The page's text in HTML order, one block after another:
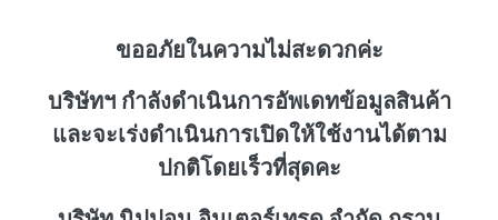
ขออภัยในความไม่สะดวกค่ะ
บริษัทฯ กำลังดำเนินการอัพเดทข้อมูลสินค้า
และจะเร่งดำเนินการเปิดให้ใช้งานได้ตาม
ปกติโดยเร็วที่สุดคะ